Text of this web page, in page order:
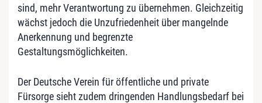
sind, mehr Verantwortung zu übernehmen. Gleichzeitig
wächst jedoch die Unzufriedenheit über mangelnde
Anerkennung und begrenzte
Gestaltungsmöglichkeiten.
Der Deutsche Verein für öffentliche und private
Fürsorge sieht zudem dringenden Handlungsbedarf bei